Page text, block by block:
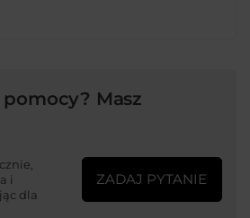
Masz
i
dla
ZADAJ PYTANIE